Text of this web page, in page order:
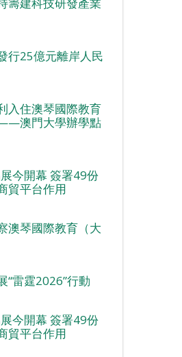
行25億元離岸人民
入住澳琴國際教育
——澳門大學辦學點
今開幕 簽署49份
貿平台作用
澳琴國際教育（大
“雷霆2026”行動
今開幕 簽署49份
貿平台作用